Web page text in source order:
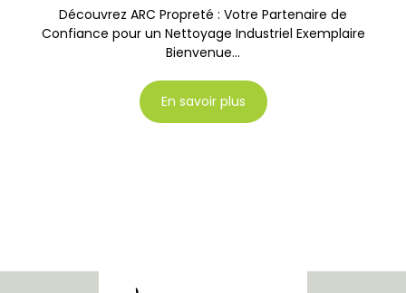
Découvrez ARC Propreté : Votre Partenaire de
Confiance pour un Nettoyage Industriel Exemplaire
Bienvenue...
En savoir plus